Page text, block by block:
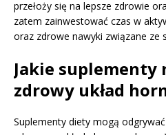
przełoży się na lepsze zdrowie
zatem zainwestować czas w
oraz zdrowe nawyki związane ze
Jakie suplementy
zdrowy układ
Suplementy diety mogą